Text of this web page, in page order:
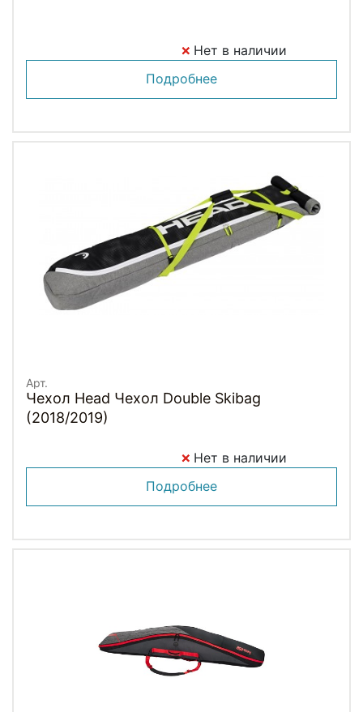
Нет в наличии
Подробнее
Арт.
Чехол Head Чехол Double Skibag
(2018/2019)
Нет в наличии
Подробнее